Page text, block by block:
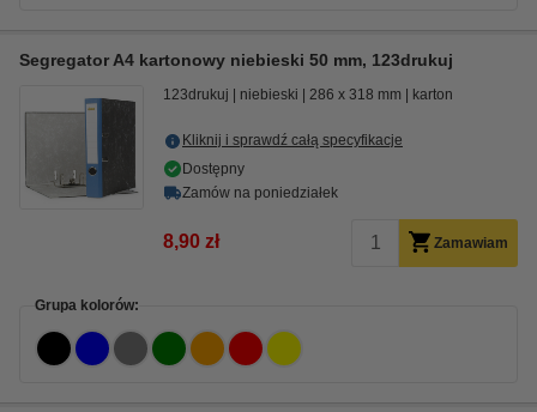
Segregator A4 kartonowy niebieski 50 mm, 123drukuj
123drukuj niebieski 286 x 318 mm karton
Kliknij i sprawdź całą specyfikacje
Dostępny
Zamów na poniedziałek
8,90 zł Zamawiam
Grupa kolorów: